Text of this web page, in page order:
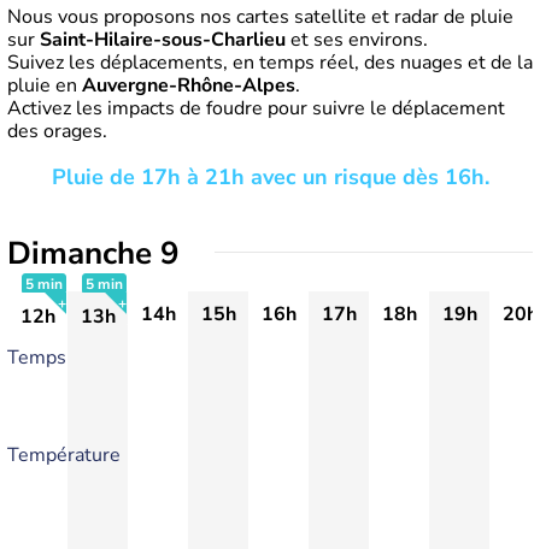
Nous vous proposons nos cartes satellite et radar de pluie
surSaint-Hilaire-sous-Charlieuet ses environs.
Suivez les déplacements, en temps réel, des nuages et de la
pluie en Auvergne-Rhône-Alpes.
Activez les impacts de foudre pour suivre le déplacement
des orages.
Pluie de 17h à 21h avec un risque dès 16h.
Dimanche 9
5 min
12h
5 min
13h 14h 15h 16h 17h 18h 19h
20h
Temps
Température